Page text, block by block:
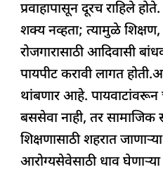
प्रवाहापासून दूरच राहिले
शक्य नव्हता; त्यामुळे
रोजगारासाठी आदिवासी
पायपीट करावी लागत
थांबणार आहे.
बससेवा नाही, तर
शिक्षणासाठी शहरात जाणाऱ्या
आरोग्यसेवेसाठी धाव